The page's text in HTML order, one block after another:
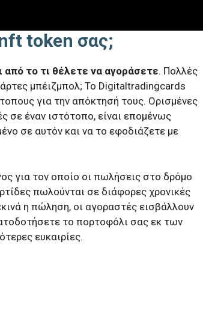
token σας;
το τι θέλετε να αγοράσετε. Πολλές
μπέιζμπολ; Το Digitaltradingcards
για την απόκτησή τους. Ορισμένες
σε έναν ιστότοπο, είναι επομένως
σε αυτόν και να το εφοδιάζετε με
για τον οποίο οι πωλήσεις στο δρόμο
πωλούνται σε διάφορες χρονικές
η πώληση, οι αγοραστές εισβάλλουν
το πορτοφόλι σας εκ των
ευκαιρίες.